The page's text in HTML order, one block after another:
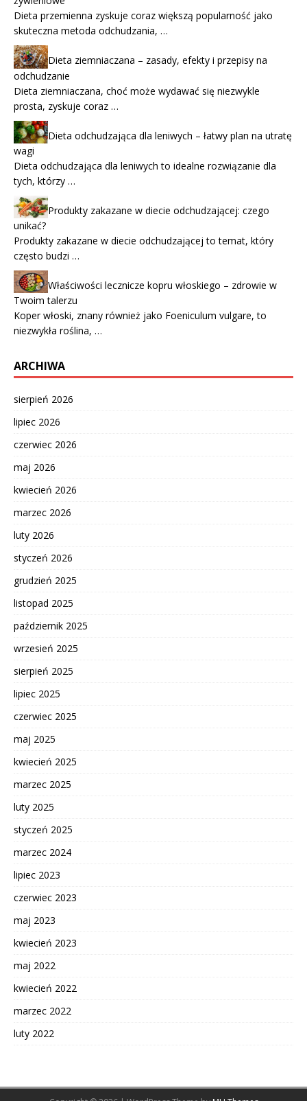
Dieta przemienna zyskuje coraz większą popularność jako
skuteczna metoda odchudzania, …
Dieta ziemniaczana – zasady, efekty i przepisy na
odchudzanie
Dieta ziemniaczana, choć może wydawać się niezwykle
prosta, zyskuje coraz …
Dieta odchudzająca dla leniwych – łatwy plan na utratę
wagi
Dieta odchudzająca dla leniwych to idealne rozwiązanie dla
tych, którzy …
Produkty zakazane w diecie odchudzającej: czego
unikać?
Produkty zakazane w diecie odchudzającej to temat, który
często budzi …
Właściwości lecznicze kopru włoskiego – zdrowie w
Twoim talerzu
Koper włoski, znany również jako Foeniculum vulgare, to
niezwykła roślina, …
ARCHIWA
sierpień 2026
lipiec 2026
czerwiec 2026
maj 2026
kwiecień 2026
marzec 2026
luty 2026
styczeń 2026
grudzień 2025
listopad 2025
październik 2025
wrzesień 2025
sierpień 2025
lipiec 2025
czerwiec 2025
maj 2025
kwiecień 2025
marzec 2025
luty 2025
styczeń 2025
marzec 2024
lipiec 2023
czerwiec 2023
maj 2023
kwiecień 2023
maj 2022
kwiecień 2022
marzec 2022
luty 2022